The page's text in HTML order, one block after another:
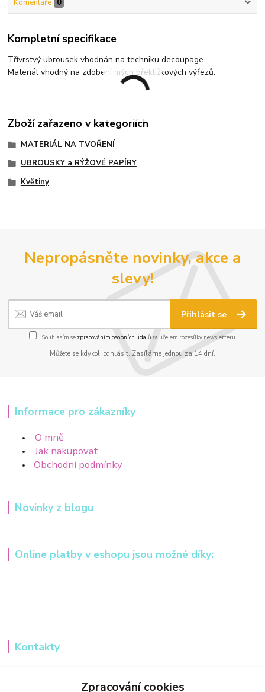
Komentáře 0
Kompletní specifikace
Třívrstvý ubrousek vhodnán na techniku decoupage.
Materiál vhodný na zdobení mých překližkových výřezů.
Zboží zařazeno v kategoriích
MATERIÁL NA TVOŘENÍ
UBROUSKY a RÝŽOVÉ PAPÍRY
Květiny
Nepropásněte novinky, akce a
slevy!
Přihlásit se
Souhlasím se zpracováním osobních údajůza účelem rozesílky newsletteru.
Můžete se kdykoli odhlásit. Zasíláme jednou za 14 dní.
Informace pro zákazníky
O mně
Jak nakupovat
Obchodní podmínky
Novinky z blogu
Online platby v eshopu jsou možné díky:
Kontakty
+420 607984148
Zpracování cookies